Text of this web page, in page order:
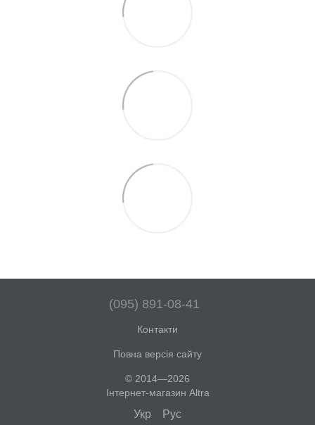
(095) 891-08-41
Контакти
Повна версія сайту
© 2014—2026
Інтернет-магазин Altra
Укр Рус